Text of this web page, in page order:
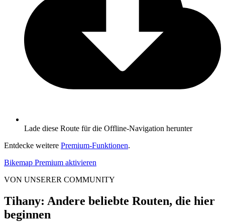
Lade diese Route für die Offline-Navigation herunter
Entdecke weitere Premium-Funktionen.
Bikemap Premium aktivieren
VON UNSERER COMMUNITY
Tihany: Andere beliebte Routen, die hier
beginnen